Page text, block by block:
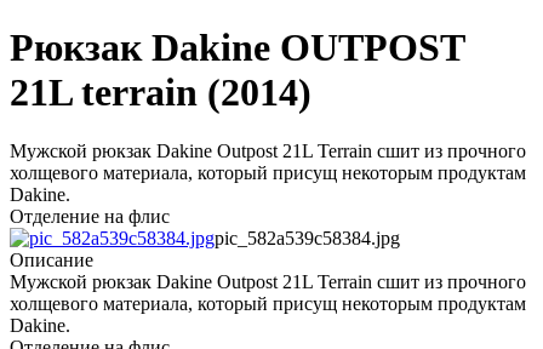
Рюкзак Dakine OUTPOST
21L terrain (2014)
Мужской рюкзак Dakine Outpost 21L Terrain сшит из прочного
холщевого материала, который присущ некоторым продуктам
Dakine.
Отделение на флис
pic_582a539c58384.jpg
Описание
Мужской рюкзак Dakine Outpost 21L Terrain сшит из прочного
холщевого материала, который присущ некоторым продуктам
Dakine.